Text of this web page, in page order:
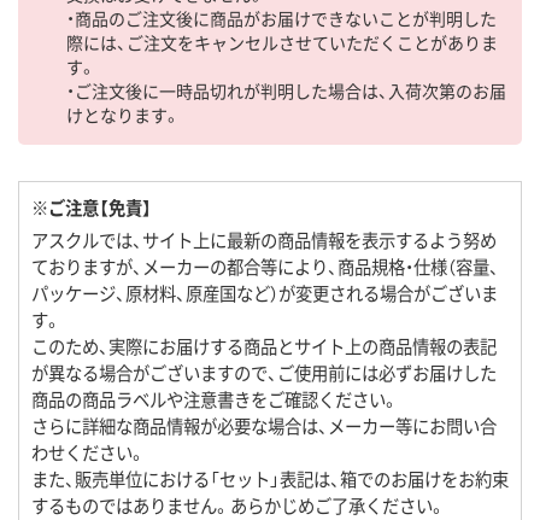
・商品のご注文後に商品がお届けできないことが判明した
際には、ご注文をキャンセルさせていただくことがありま
す。
・ご注文後に一時品切れが判明した場合は、入荷次第のお届
けとなります。
※ご注意【免責】
アスクルでは、サイト上に最新の商品情報を表示するよう努め
ておりますが、メーカーの都合等により、商品規格・仕様（容量、
パッケージ、原材料、原産国など）が変更される場合がございま
す。
このため、実際にお届けする商品とサイト上の商品情報の表記
が異なる場合がございますので、ご使用前には必ずお届けした
商品の商品ラベルや注意書きをご確認ください。
さらに詳細な商品情報が必要な場合は、メーカー等にお問い合
わせください。
また、販売単位における「セット」表記は、箱でのお届けをお約束
するものではありません。あらかじめご了承ください。